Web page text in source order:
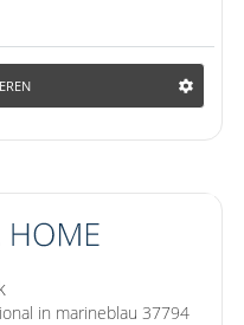
in marineblau 37794